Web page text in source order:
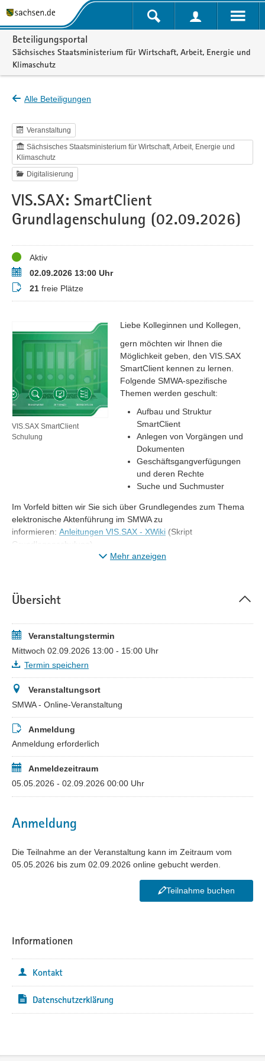
Portalnavigation
Beteiligungsportal
Sächsisches Staatsministerium für Wirtschaft, Arbeit, Energie und
Klimaschutz
Alle Beteiligungen
Veranstaltung
Sächsisches Staatsministerium für Wirtschaft, Arbeit, Energie und
Klimaschutz
Digitalisierung
VIS.SAX: SmartClient
Grundlagenschulung (02.09.2026)
StatusAktiv
Termin02.09.2026 13:00 Uhr
Buchungsstatus
21 freie Plätze
VIS.SAX SmartClient
Schulung
Liebe Kolleginnen und Kollegen,
gern möchten wir Ihnen die
Möglichkeit geben, den VIS.SAX
SmartClient kennen zu lernen.
Folgende SMWA-spezifische
Themen werden geschult:
Aufbau und Struktur
SmartClient
Anlegen von Vorgängen und
Dokumenten
Geschäftsgangverfügungen
und deren Rechte
Suche und Suchmuster
Im Vorfeld bitten wir Sie sich über Grundlegendes zum Thema
elektronische Aktenführung im SMWA zu
informieren: Anleitungen VIS.SAX - XWiki (Skript
Grundlagenschulung)
Wir freuen uns auf rege Teilnahme und Ihre konkreten
Ihr VIS.SAX-Team
Mehr anzeigen
Übersicht
Veranstaltungstermin
Mittwoch 02.09.2026 13:00 - 15:00 Uhr
Termin speichern
Veranstaltungsort
SMWA - Online-Veranstaltung
Anmeldung
Anmeldung erforderlich
Anmeldezeitraum
05.05.2026 - 02.09.2026 00:00 Uhr
Anmeldung
Die Teilnahme an der Veranstaltung kann im Zeitraum vom
05.05.2026 bis zum 02.09.2026 online gebucht werden.
Teilnahme buchen
Informationen
Kontakt
Datenschutzerklärung